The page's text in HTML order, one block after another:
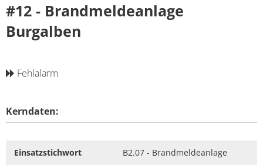
#12 - Brandmeldeanlage
Burgalben
Fehlalarm
Kerndaten:
Einsatzstichwort B2.07 - Brandmeldeanlage